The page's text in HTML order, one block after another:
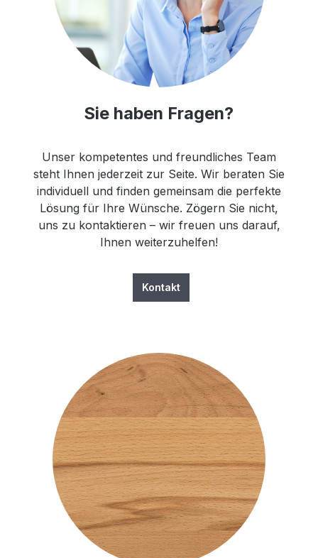
Sie haben Fragen?
Unser kompetentes und freundliches Team
steht Ihnen jederzeit zur Seite. Wir beraten Sie
individuell und finden gemeinsam die perfekte
Lösung für Ihre Wünsche. Zögern Sie nicht,
uns zu kontaktieren – wir freuen uns darauf,
Ihnen weiterzuhelfen!
Kontakt